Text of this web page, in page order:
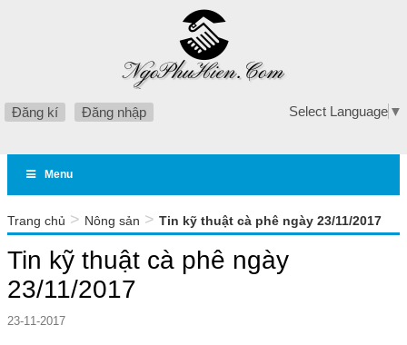
Đăng kí Đăng nhập Select Language ▼
Menu
Trang chủ > Nông sản > Tin kỹ thuật cà phê ngày 23/11/2017
Tin kỹ thuật cà phê ngày
23/11/2017
23-11-2017